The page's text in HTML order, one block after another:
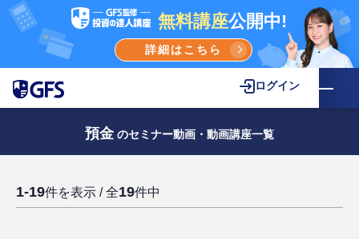
無料講座公開中!
詳細はこちら
ログイン
預金 のセミナー動画・動画講座一覧
1-19件を表示 / 全19件中